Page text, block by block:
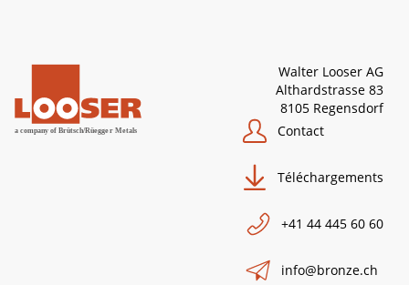
Walter Looser AG
Althardstrasse 83
8105 Regensdorf
Contact
Téléchargements
+41 44 445 60 60
info@bronze.ch